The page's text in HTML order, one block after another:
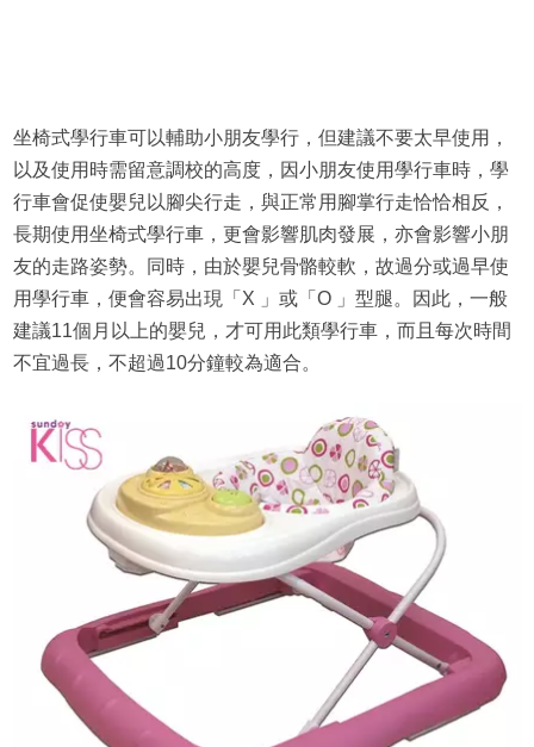
坐椅式學行車可以輔助小朋友學行，但建議不要太早使用，
以及使用時需留意調校的高度，因小朋友使用學行車時，學
行車會促使嬰兒以腳尖行走，與正常用腳掌行走恰恰相反，
長期使用坐椅式學行車，更會影響肌肉發展，亦會影響小朋
友的走路姿勢。同時，由於嬰兒骨骼較軟，故過分或過早使
用學行車，便會容易出現「X 」或「O 」型腿。因此，一般
建議11個月以上的嬰兒，才可用此類學行車，而且每次時間
不宜過長，不超過10分鐘較為適合。